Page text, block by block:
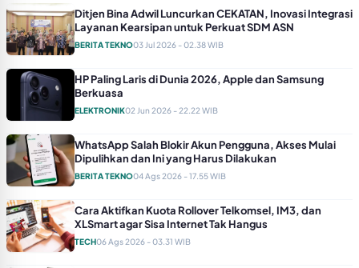
Ditjen Bina Adwil Luncurkan CEKATAN, Inovasi Integrasi
Layanan Kearsipan untuk Perkuat SDM ASN
BERITA TEKNO03 Jul 2026 - 02.38 WIB
HP Paling Laris di Dunia 2026, Apple dan Samsung
Berkuasa
ELEKTRONIK02 Jun 2026 - 22.22 WIB
WhatsApp Salah Blokir Akun Pengguna, Akses Mulai
Dipulihkan dan Ini yang Harus Dilakukan
BERITA TEKNO04 Ags 2026 - 17.55 WIB
Cara Aktifkan Kuota Rollover Telkomsel, IM3, dan
XLSmart agar Sisa Internet Tak Hangus
TECH06 Ags 2026 - 03.31 WIB